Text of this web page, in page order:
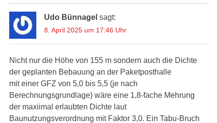
Udo Bünnagel sagt:
8. April 2025 um 17:46 Uhr
Nicht nur die Höhe von 155 m sondern auch die Dichte
der geplanten Bebauung an der Paketposthalle
mit einer GFZ von 5,0 bis 5,5 (je nach
Berechnungsgrundlage) wäre eine 1,8-fache Mehrung
der maxiimal erlaubten Dichte laut
Baunutzungsverordnung mit Faktor 3,0. Ein Tabu-Bruch